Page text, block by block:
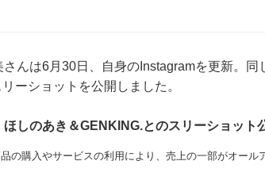
んは6月30日、自身のInstagramを更新。同
ーショットを公開しました。
ほしのあき＆GENKING.とのスリーショット
の購入やサービスの利用により、売上の一部がオール